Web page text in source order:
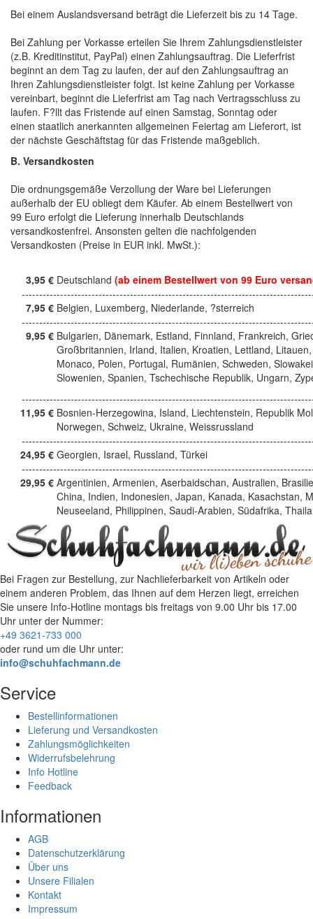
Bei einem Auslandsversand beträgt die Lieferzeit bis zu 14 Tage.
Bei Zahlung per Vorkasse erteilen Sie Ihrem Zahlungsdienstleister
(z.B. Kreditinstitut, PayPal) einen Zahlungsauftrag. Die Lieferfrist
beginnt an dem Tag zu laufen, der auf den Zahlungsauftrag an
Ihren Zahlungsdienstleister folgt. Ist keine Zahlung per Vorkasse
vereinbart, beginnt die Lieferfrist am Tag nach Vertragsschluss zu
laufen. F?llt das Fristende auf einen Samstag, Sonntag oder
einen staatlich anerkannten allgemeinen Feiertag am Lieferort, ist
der nächste Geschäftstag für das Fristende maßgeblich.
B. Versandkosten
Die ordnungsgemäße Verzollung der Ware bei Lieferungen
außerhalb der EU obliegt dem Käufer. Ab einem Bestellwert von
99 Euro erfolgt die Lieferung innerhalb Deutschlands
versandkostenfrei. Ansonsten gelten die nachfolgenden
Versandkosten (Preise in EUR inkl. MwSt.):
3,95 € Deutschland (ab einem Bestellwert von 99 Euro
7,95 € Belgien, Luxemberg, Niederlande, ?sterreich
9,95 € Bulgarien, Dänemark, Estland, Finnland, Frankreich,
Großbritannien, Irland, Italien, Kroatien, Lettland, Litauen,
Monaco, Polen, Portugal, Rumänien, Schweden,
Slowenien, Spanien, Tschechische Republik, Ungarn,
11,95 € Bosnien-Herzegowina, Island, Liechtenstein, Republik
Norwegen, Schweiz, Ukraine, Weissrussland
24,95 € Georgien, Israel, Russland, Türkei
29,95 € Argentinien, Armenien, Aserbaidschan, Australien,
China, Indien, Indonesien, Japan, Kanada, Kasachstan,
Neuseeland, Philippinen, Saudi-Arabien, Südafrika,
Bei Fragen zur Bestellung, zur Nachlieferbarkeit von Artikeln oder
einem anderen Problem, das Ihnen auf dem Herzen liegt, erreichen
Sie unsere Info-Hotline montags bis freitags von 9.00 Uhr bis 17.00
Uhr unter der Nummer:
+49 3621-733 000
oder rund um die Uhr unter:
info@schuhfachmann.de
Service
Bestellinformationen
Lieferung und Versandkosten
Zahlungsmöglichkeiten
Widerrufsbelehrung
Info Hotline
Feedback
Informationen
AGB
Datenschutzerklärung
Über uns
Unsere Filialen
Kontakt
Impressum